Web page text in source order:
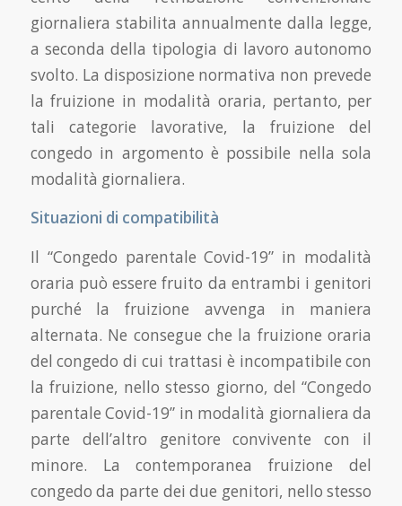
giornaliera stabilita annualmente dalla legge,
a seconda della tipologia di lavoro autonomo
svolto. La disposizione normativa non prevede
la fruizione in modalità oraria, pertanto, per
tali categorie lavorative, la fruizione del
congedo in argomento è possibile nella sola
modalità giornaliera.
Situazioni di compatibilità
Il “Congedo parentale Covid-19” in modalità
oraria può essere fruito da entrambi i genitori
purché la fruizione avvenga in maniera
alternata. Ne consegue che la fruizione oraria
del congedo di cui trattasi è incompatibile con
la fruizione, nello stesso giorno, del “Congedo
parentale Covid-19” in modalità giornaliera da
parte dell’altro genitore convivente con il
minore. La contemporanea fruizione del
congedo da parte dei due genitori, nello stesso